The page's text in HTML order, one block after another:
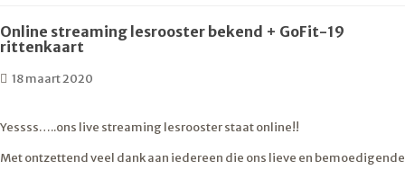
Online streaming lesrooster bekend + GoFit-19
rittenkaart
18 maart 2020
Yessss…..ons live streaming lesrooster staat online!!
Met ontzettend veel dank aan iedereen die ons lieve en bemoedigende